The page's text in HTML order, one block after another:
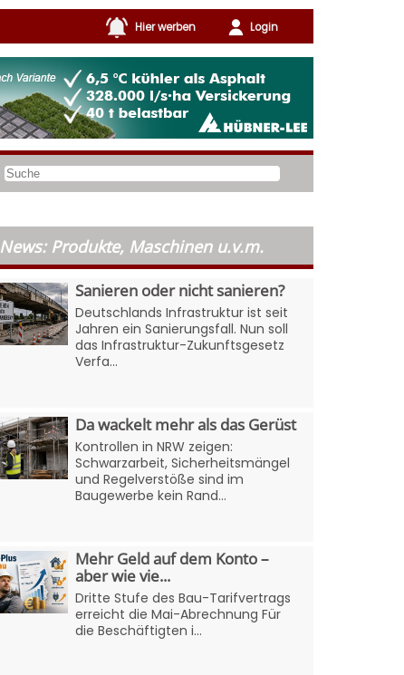
Hier werben Login
News: Produkte, Maschinen u.v.m.
Sanieren oder nicht sanieren?
Deutschlands Infrastruktur ist seit
Jahren ein Sanierungsfall. Nun soll
das Infrastruktur-Zukunftsgesetz
Verfa...
Da wackelt mehr als das Gerüst
Kontrollen in NRW zeigen:
Schwarzarbeit, Sicherheitsmängel
und Regelverstöße sind im
Baugewerbe kein Rand...
Mehr Geld auf dem Konto –
aber wie vie...
Dritte Stufe des Bau-Tarifvertrags
erreicht die Mai-Abrechnung Für
die Beschäftigten i...